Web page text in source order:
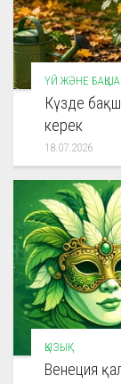
ҮЙ ЖӘНЕ БАҚША
Күзде
керек
18.07.2026
ҚЫЗЫҚ
Венеция